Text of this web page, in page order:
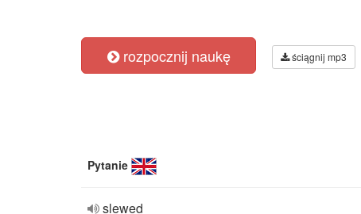
rozpocznij naukę ściągnij mp3
Pytanie
slewed